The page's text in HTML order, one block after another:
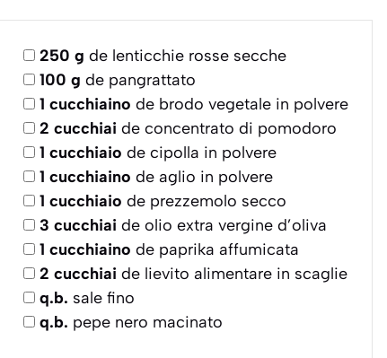
250 g de lenticchie rosse secche
100 g de pangrattato
1 cucchiaino de brodo vegetale in polvere
2 cucchiai de concentrato di pomodoro
1 cucchiaio de cipolla in polvere
1 cucchiaino de aglio in polvere
1 cucchiaio de prezzemolo secco
3 cucchiai de olio extra vergine d’oliva
1 cucchiaino de paprika affumicata
2 cucchiai de lievito alimentare in scaglie
q.b. sale fino
q.b. pepe nero macinato